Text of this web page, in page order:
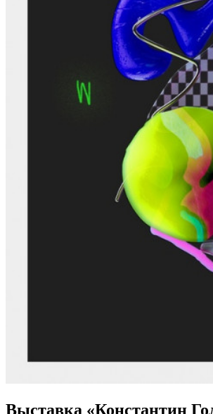
Выставка «Константин